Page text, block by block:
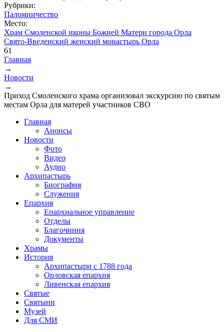
Рубрики:
Паломничество
Место:
Храм Смоленской иконы Божией Матери города Орла
Свято-Введенский женский монастырь Орла
61
Вы здесь
Главная
→
Новости
→
Приход Смоленского храма организовал экскурсию по святым
местам Орла для матерей участников СВО
Главная
Анонсы
Новости
Фото
Видео
Аудио
Архипастырь
Биография
Служения
Епархия
Епархиальное управление
Отделы
Благочиния
Документы
Храмы
История
Архипастыри с 1788 года
Орловская епархия
Ливенская епархия
Святые
Святыни
Музей
Для СМИ